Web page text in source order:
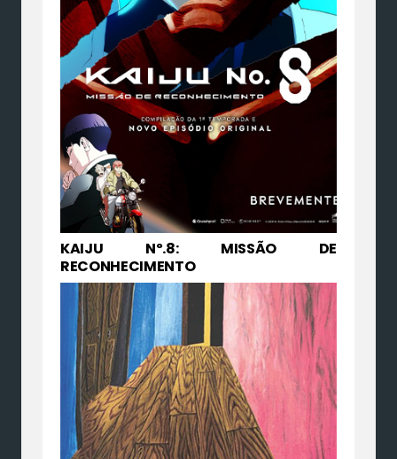
KAIJU Nº.8: MISSÃO DE
RECONHECIMENTO